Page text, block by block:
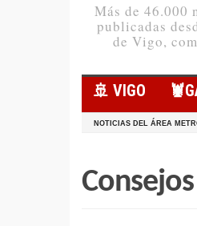
Más de 46.000
publicadas
de Vigo,
🚢 VIGO
NOTICIAS DEL ÁREA